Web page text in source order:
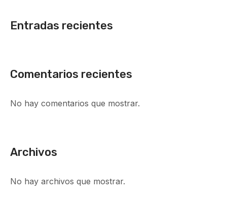
Entradas recientes
Comentarios recientes
No hay comentarios que mostrar.
Archivos
No hay archivos que mostrar.